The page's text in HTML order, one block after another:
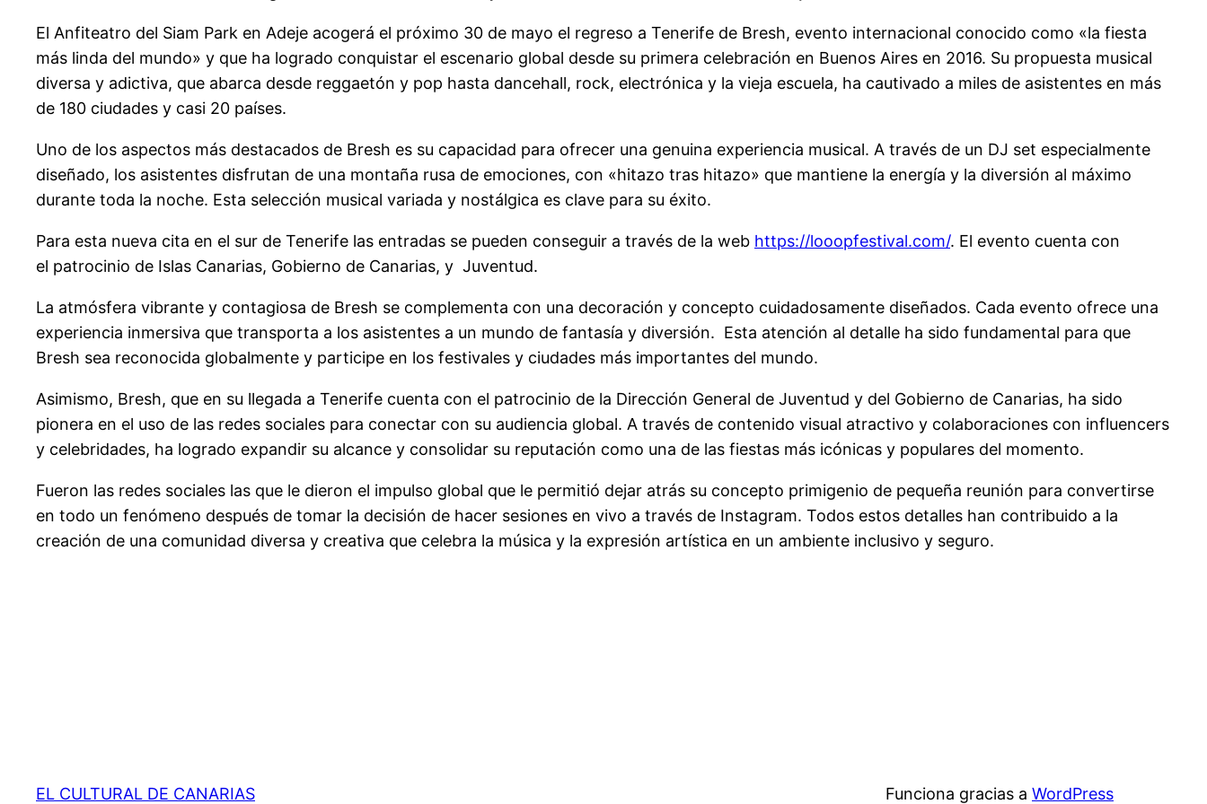
El Anfiteatro del Siam Park en Adeje acogerá el próximo 30 de mayo el regreso a Tenerife de Bresh, evento internacional conocido como «la fiesta
más linda del mundo» y que ha logrado conquistar el escenario global desde su primera celebración en Buenos Aires en 2016. Su propuesta musical
diversa y adictiva, que abarca desde reggaetón y pop hasta dancehall, rock, electrónica y la vieja escuela, ha cautivado a miles de asistentes en más
de 180 ciudades y casi 20 países.
Uno de los aspectos más destacados de Bresh es su capacidad para ofrecer una genuina experiencia musical. A través de un DJ set especialmente
diseñado, los asistentes disfrutan de una montaña rusa de emociones, con «hitazo tras hitazo» que mantiene la energía y la diversión al máximo
durante toda la noche. Esta selección musical variada y nostálgica es clave para su éxito.
Para esta nueva cita en el sur de Tenerife las entradas se pueden conseguir a través de la web https://looopfestival.com/. El evento cuenta con
el patrocinio de Islas Canarias, Gobierno de Canarias, y Juventud.
La atmósfera vibrante y contagiosa de Bresh se complementa con una decoración y concepto cuidadosamente diseñados. Cada evento ofrece una
experiencia inmersiva que transporta a los asistentes a un mundo de fantasía y diversión. Esta atención al detalle ha sido fundamental para que
Bresh sea reconocida globalmente y participe en los festivales y ciudades más importantes del mundo.
Asimismo, Bresh, que en su llegada a Tenerife cuenta con el patrocinio de la Dirección General de Juventud y del Gobierno de Canarias, ha sido
pionera en el uso de las redes sociales para conectar con su audiencia global. A través de contenido visual atractivo y colaboraciones con influencers
y celebridades, ha logrado expandir su alcance y consolidar su reputación como una de las fiestas más icónicas y populares del momento.
Fueron las redes sociales las que le dieron el impulso global que le permitió dejar atrás su concepto primigenio de pequeña reunión para convertirse
en todo un fenómeno después de tomar la decisión de hacer sesiones en vivo a través de Instagram. Todos estos detalles han contribuido a la
creación de una comunidad diversa y creativa que celebra la música y la expresión artística en un ambiente inclusivo y seguro.
EL CULTURAL DE CANARIAS Funciona gracias a WordPress